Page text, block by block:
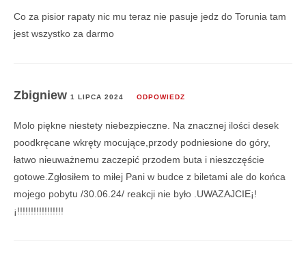
Co za pisior rapaty nic mu teraz nie pasuje jedz do Torunia tam
jest wszystko za darmo
Zbigniew 1 LIPCA 2024 ODPOWIEDZ
Molo piękne niestety niebezpieczne. Na znacznej ilości desek
poodkręcane wkręty mocujące,przody podniesione do góry,
łatwo nieuważnemu zaczepić przodem buta i nieszczęście
gotowe.Zgłosiłem to miłej Pani w budce z biletami ale do końca
mojego pobytu /30.06.24/ reakcji nie było .UWAZAJCIE¡!
¡!!!!!!!!!!!!!!!!!